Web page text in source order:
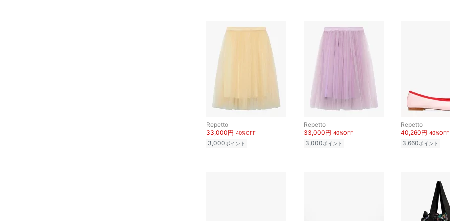
Repetto
33,000円 40%OFF
3,000ポイント
Repetto
33,000円 40%OFF
3,000ポイント
Repetto
40,260円 40%OFF
3,660ポイント